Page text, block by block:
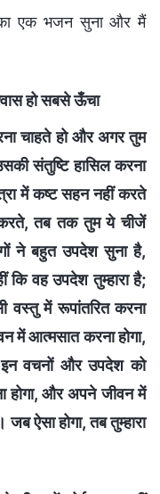
एक भजन सुना और मैं
हो सबसे ऊँचा
चाहते हो और अगर तुम
संतुष्टि हासिल करना
में कष्ट सहन नहीं करते
करते, तब तक तुम ये चीजें
ने बहुत उपदेश सुना है,
वह उपदेश तुम्हारा है;
वस्तु में रूपांतरित करना
में आत्मसात करना होगा,
इन वचनों और उपदेश को
होगा, और अपने जीवन में
ऐसा होगा, तब तुम्हारा